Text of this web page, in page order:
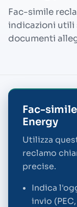
Fac-simile
indicazioni utili
documenti
Fac-
Energy
Utilizza
reclamo
precise.
Indica
invio